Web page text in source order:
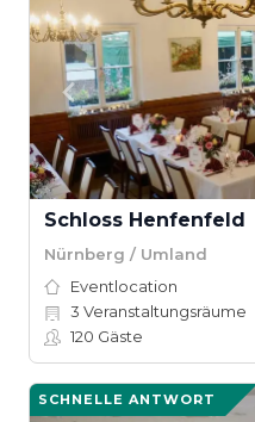
Schloss Henfenfeld
Nürnberg / Umland
Eventlocation
3 Veranstaltungsräume
120 Gäste
SCHNELLE ANTWORT